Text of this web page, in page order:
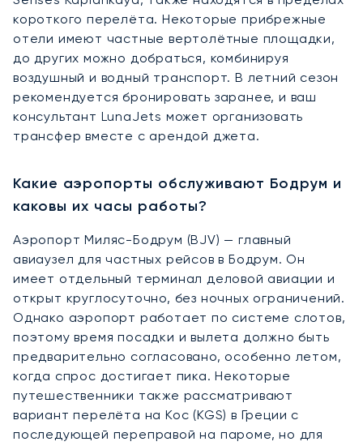
короткого перелёта. Некоторые прибрежные
отели имеют частные вертолётные площадки,
до других можно добраться, комбинируя
воздушный и водный транспорт. В летний сезон
рекомендуется бронировать заранее, и ваш
консультант LunaJets может организовать
трансфер вместе с арендой джета.
Какие аэропорты обслуживают Бодрум и
каковы их часы работы?
Аэропорт Миляс-Бодрум (BJV) — главный
авиаузел для частных рейсов в Бодрум. Он
имеет отдельный терминал деловой авиации и
открыт круглосуточно, без ночных ограничений.
Однако аэропорт работает по системе слотов,
поэтому время посадки и вылета должно быть
предварительно согласовано, особенно летом,
когда спрос достигает пика. Некоторые
путешественники также рассматривают
вариант перелёта на Кос (KGS) в Греции с
последующей переправой на пароме, но для